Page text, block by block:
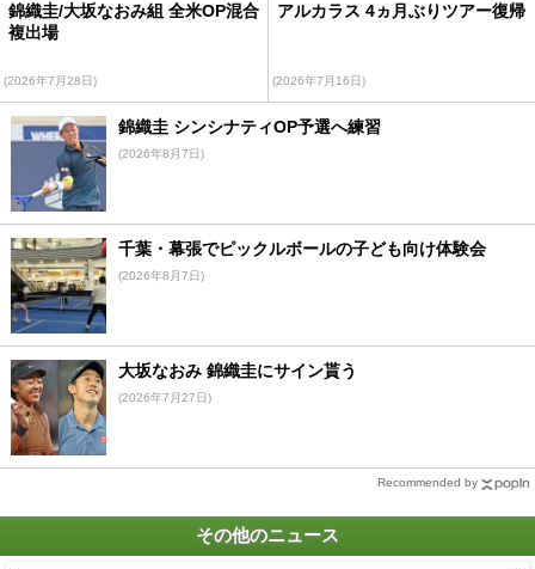
錦織圭/大坂なおみ組 全米OP混合
複出場
(2026年7月28日)
アルカラス 4ヵ月ぶりツアー復帰
(2026年7月16日)
錦織圭 シンシナティOP予選へ練習
(2026年8月7日)
千葉・幕張でピックルボールの子ども向け体験会
(2026年8月7日)
大坂なおみ 錦織圭にサイン貰う
(2026年7月27日)
Recommended by
その他のニュース